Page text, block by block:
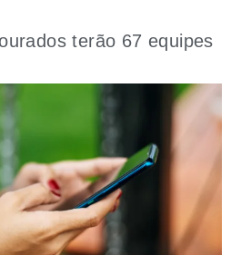
terão 67 equipes